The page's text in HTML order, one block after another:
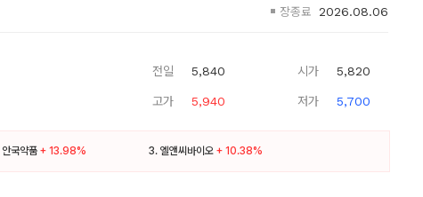
장종료 2026.08.06
전일 5,840
고가 5,940
시가 5,820
저가 5,700
안국약품 + 13.98% 3. 엘앤씨바이오 + 10.38%